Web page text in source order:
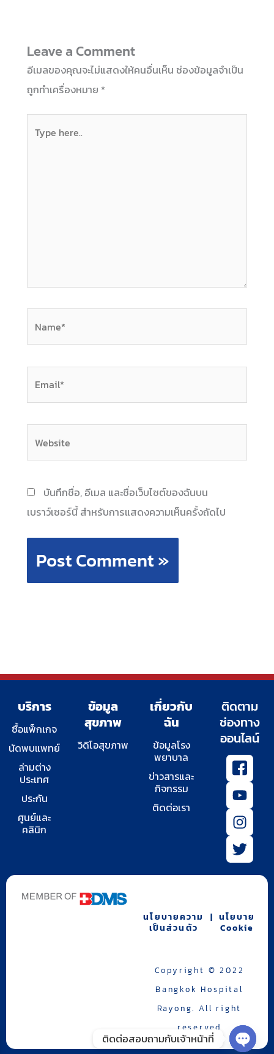
Leave a Comment
อีเมลของคุณจะไม่แสดงให้คนอื่นเห็น ช่องข้อมูลจำเป็น
ถูกทำเครื่องหมาย *
here..
บันทึกชื่อ, อีเมล และชื่อเว็บไซต์ของฉันบน
เบราว์เซอร์นี้ สำหรับการแสดงความเห็นครั้งถัดไป
บริการ
ซื้อแพ็กเกจ
นัดพบแพทย์
ล่ามต่าง
ประเทศ
ประกัน
ศูนย์และ
คลินิก
ข้อมูล
สุขภาพ
วิดิโอสุขภาพ
เกี่ยวกับ
ฉัน
ข้อมูลโรง
พยาบาล
ข่าวสารและ
กิจกรรม
ติดต่อเรา
ติดตาม
ช่องทาง
ออนไลน์
I
c
o
n
-
f
a
c
e
o
k
2
Y
o
u
t
u
b
e
I
n
s
t
a
g
r
a
m
T
w
i
t
t
e
r
นโยบายความ
เป็นส่วนตัว
| นโยบาย
Cookie
Copyright © 2022
Bangkok Hospital
Rayong. All right
reserved
ติดต่อสอบถามกับเจ้าหน้าที่